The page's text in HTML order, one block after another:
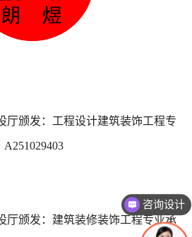
厅颁发：工程设计建筑装饰工程专
厅颁发：建筑装修装饰工程专业承
咨询设计